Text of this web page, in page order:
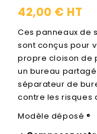
42,00 € HT
Ces panneaux de
sont conçus pour
propre cloison de
un bureau
séparateur de
contre les risques
Modèle déposé ®